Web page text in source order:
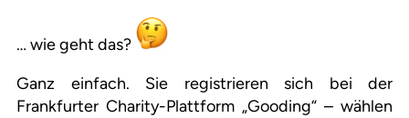
… wie geht das?
Ganz einfach. Sie registrieren sich bei der
Frankfurter Charity-Plattform „Gooding“ – wählen